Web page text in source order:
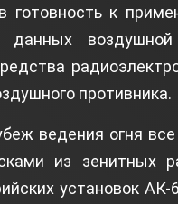
готовность к
противника.
ведения огня
из зенитных
установок